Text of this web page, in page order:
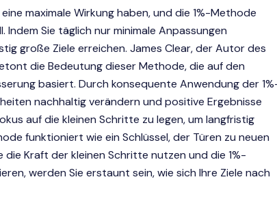
maximale Wirkung haben, und die 1%-Methode
Sie täglich nur minimale Anpassungen
große Ziele erreichen. James Clear, der Autor des
die Bedeutung dieser Methode, die auf den
basiert. Durch konsequente Anwendung der
nachhaltig verändern und positive Ergebnisse
auf die kleinen Schritte zu legen, um langfristig
funktioniert wie ein Schlüssel, der Türen zu neuen
die Kraft der kleinen Schritte nutzen und die 1%-
werden Sie erstaunt sein, wie sich Ihre Ziele nach